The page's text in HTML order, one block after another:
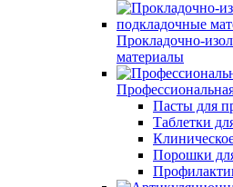
Прокладочно-
материалы
Пасты для
Таблетки
Порошки